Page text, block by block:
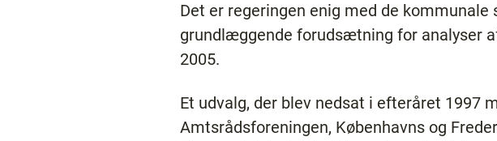
Det er regeringen enig med de
grundlæggende forudsætning for analyser
2005.
Et udvalg, der blev nedsat i efteråret 1997
Amtsrådsforeningen, Københavns og